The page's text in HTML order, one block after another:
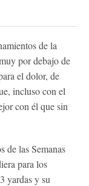
de la
por debajo de
el dolor, de
incluso con el
con él que sin
de las Semanas
para los
yardas y su